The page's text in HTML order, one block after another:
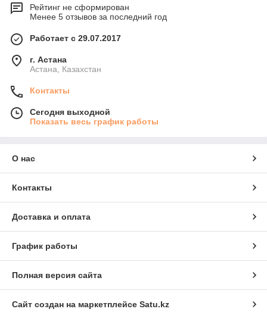
Рейтинг не сформирован
Менее 5 отзывов за последний год
Работает с 29.07.2017
г. Астана
Астана, Казахстан
Контакты
Сегодня выходной
Показать весь график работы
О нас
Контакты
Доставка и оплата
График работы
Полная версия сайта
Сайт создан на маркетплейсе Satu.kz